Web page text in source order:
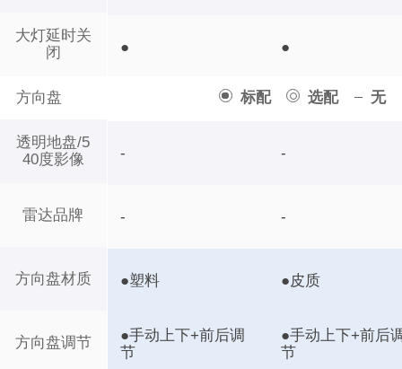
大灯延时关
闭
方向盘 标配 选配 无
透明地盘/5
40度影像
雷达品牌
方向盘材质
方向盘调节
● ●
- -
- -
●塑料 ●皮质
●手动上下+前后调
节
●手动上下+前后
节